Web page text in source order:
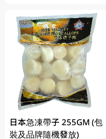
日本急凍帶子 255GM (包
裝及品牌隨機發放)